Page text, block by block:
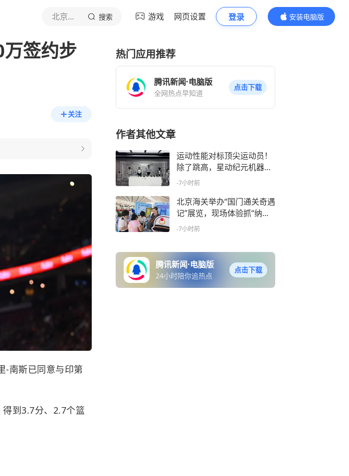
北京青年报官网 搜索 游戏 网页设置 登录
安装电脑版
内容更精彩
签约步
关注
-南斯已同意与印第
到3.7分、2.7个篮
热门应用推荐
腾讯新闻·电脑版
全网热点早知道
点击下载
作者其他文章
运动性能对标顶尖运动员！
除了跳高，星动纪元机器人
还会分拣打包快递｜机器人
-7小时前
北京海关举办“国门通关奇遇
记”展览，现场体验抓“纳米
级刺客”
-7小时前
腾讯新闻·电脑版
24小时陪你追热点
点击下载